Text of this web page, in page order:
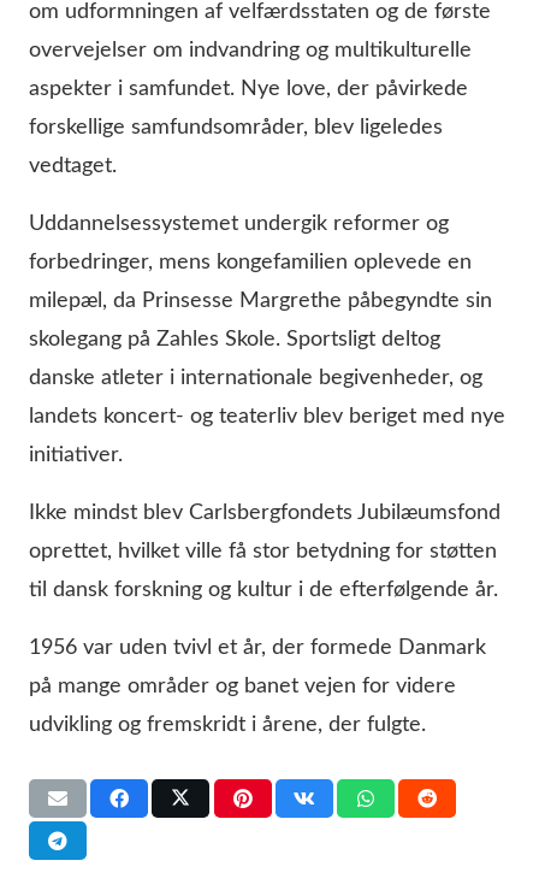
om udformningen af velfærdsstaten og de første
overvejelser om indvandring og multikulturelle
aspekter i samfundet. Nye love, der påvirkede
forskellige samfundsområder, blev ligeledes
vedtaget.
Uddannelsessystemet undergik reformer og
forbedringer, mens kongefamilien oplevede en
milepæl, da Prinsesse Margrethe påbegyndte sin
skolegang på Zahles Skole. Sportsligt deltog
danske atleter i internationale begivenheder, og
landets koncert- og teaterliv blev beriget med nye
initiativer.
Ikke mindst blev Carlsbergfondets Jubilæumsfond
oprettet, hvilket ville få stor betydning for støtten
til dansk forskning og kultur i de efterfølgende år.
1956 var uden tvivl et år, der formede Danmark
på mange områder og banet vejen for videre
udvikling og fremskridt i årene, der fulgte.